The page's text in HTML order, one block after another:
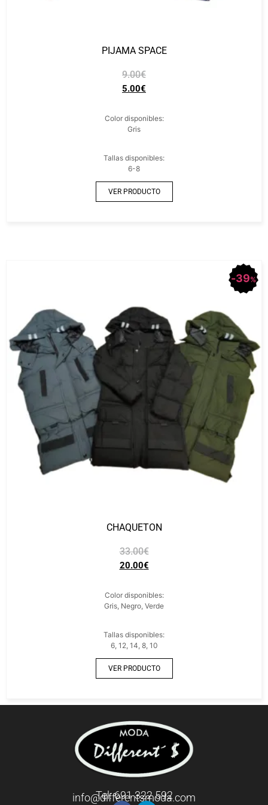
PIJAMA SPACE
9.00€
5.00€
Color disponibles:
Gris
Tallas disponibles:
6-8
VER PRODUCTO
39%
CHAQUETON
33.00€
20.00€
Color disponibles:
Gris, Negro, Verde
Tallas disponibles:
6, 12, 14, 8, 10
VER PRODUCTO
Tel: 691 322 592
info@differentsmoda.com